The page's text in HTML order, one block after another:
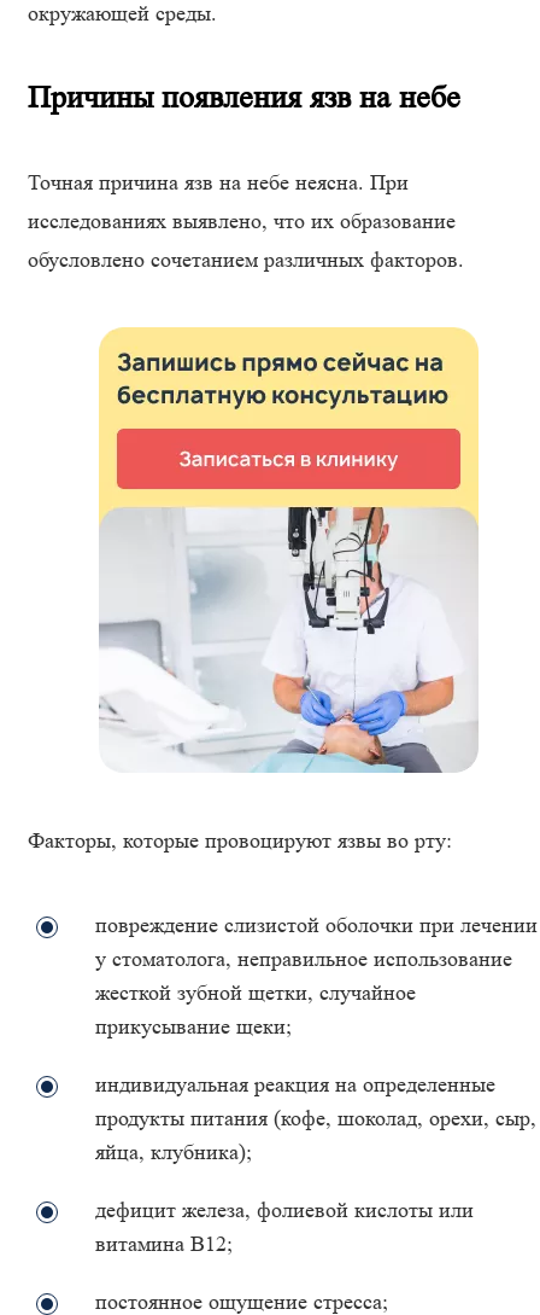
окружающей среды.
Причины появления язв на небе
Точная причина язв на небе неясна. При
исследованиях выявлено, что их образование
обусловлено сочетанием различных факторов.
Факторы, которые провоцируют язвы во рту:
повреждение слизистой оболочки при лечении
у стоматолога, неправильное использование
жесткой зубной щетки, случайное
прикусывание щеки;
индивидуальная реакция на определенные
продукты питания (кофе, шоколад, орехи, сыр,
яйца, клубника);
дефицит железа, фолиевой кислоты или
витамина B12;
постоянное ощущение стресса;